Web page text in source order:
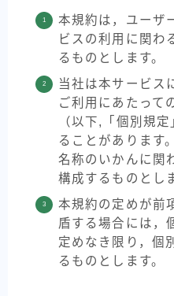
本規約は，ユーザ
ビスの利用に関わ
るものとします。
当社は本サービス
ご利用にあたって
（以下,「個別規
ることがあります
名称のいかんに関
構成するものとし
本規約の定めが前
盾する場合には，
定めなき限り，個
るものとします。